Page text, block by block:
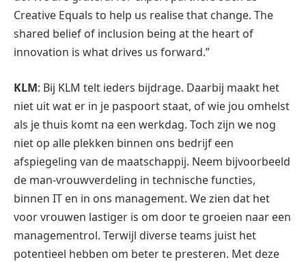
Creative Equals to help us realise that change. The
shared belief of inclusion being at the heart of
innovation is what drives us forward.”
KLM: Bij KLM telt ieders bijdrage. Daarbij maakt het
niet uit wat er in je paspoort staat, of wie jou omhelst
als je thuis komt na een werkdag. Toch zijn we nog
niet op alle plekken binnen ons bedrijf een
afspiegeling van de maatschappij. Neem bijvoorbeeld
de man-vrouwverdeling in technische functies,
binnen IT en in ons management. We zien dat het
voor vrouwen lastiger is om door te groeien naar een
managementrol. Terwijl diverse teams juist het
potentieel hebben om beter te presteren. Met deze